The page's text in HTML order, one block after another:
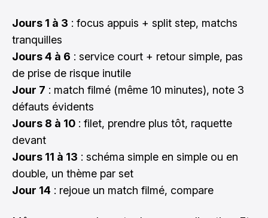
Jours 1 à 3 : focus appuis + split step, matchs
tranquilles
Jours 4 à 6 : service court + retour simple, pas
de prise de risque inutile
Jour 7 : match filmé (même 10 minutes), note 3
défauts évidents
Jours 8 à 10 : filet, prendre plus tôt, raquette
devant
Jours 11 à 13 : schéma simple en simple ou en
double, un thème par set
Jour 14 : rejoue un match filmé, compare